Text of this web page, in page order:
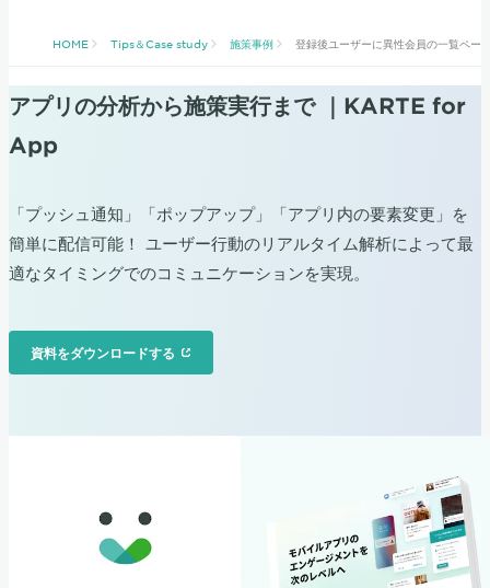
HOME Tips＆Case study 施策事例 登録後ユーザーに異性会員の一覧ペ
アプリの分析から施策実行まで ｜KARTE for
App
「プッシュ通知」「ポップアップ」「アプリ内の要素変更」を
簡単に配信可能！ ユーザー行動のリアルタイム解析によって最
適なタイミングでのコミュニケーションを実現。
資料をダウンロードする